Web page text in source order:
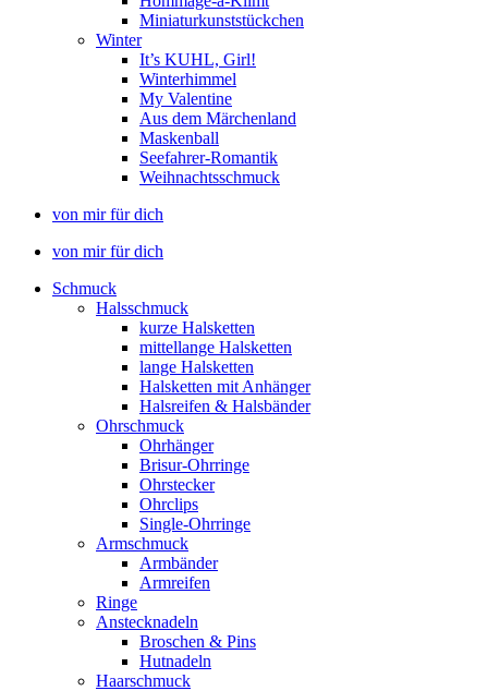
Miniaturkunststückchen
Winter
It’s KUHL, Girl!
Winterhimmel
My Valentine
Aus dem Märchenland
Maskenball
Seefahrer-Romantik
Weihnachtsschmuck
von mir für dich
von mir für dich
Schmuck
Halsschmuck
kurze Halsketten
mittellange Halsketten
lange Halsketten
Halsketten mit Anhänger
Halsreifen & Halsbänder
Ohrschmuck
Ohrhänger
Brisur-Ohrringe
Ohrstecker
Ohrclips
Single-Ohrringe
Armschmuck
Armbänder
Armreifen
Ringe
Anstecknadeln
Broschen & Pins
Hutnadeln
Haarschmuck